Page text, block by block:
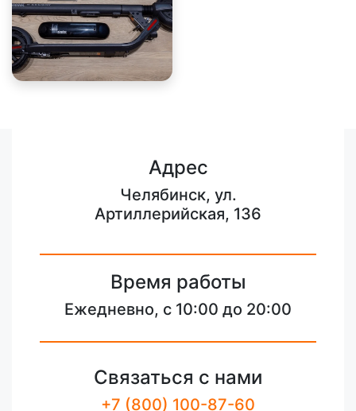
Адрес
Челябинск, ул.
Артиллерийская, 136
Время работы
Ежедневно, с 10:00 до 20:00
Связаться с нами
+7 (800) 100-87-60